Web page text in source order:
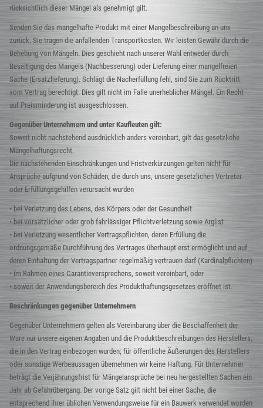
rücksichtlich dieser Mängel als genehmigt gilt.
Senden Sie das mangelhafte Produkt mit einer Mangelbeschreibung an uns
zurück. Sie tragen die anfallenden Transportkosten. Wir leisten Gewähr durch die
Behebung von Mängeln. Dies geschieht nach unserer Wahl entweder durch
Beseitigung des Mangels (Nachbesserung) oder Lieferung einer mangelfreien
Sache (Ersatzlieferung). Schlägt die Nacherfüllung fehl, sind Sie zum Rücktritt
vom Vertrag berechtigt. Dies gilt nicht im Falle unerheblicher Mängel. Ein Recht
auf Preisminderung ist ausgeschlossen.
Gegenüber Unternehmern und unter Kaufleuten gilt:
Soweit nicht nachstehend ausdrücklich anders vereinbart, gilt das gesetzliche
Mängelhaftungsrecht.
Die nachstehenden Einschränkungen und Fristverkürzungen gelten nicht für
Ansprüche aufgrund von Schäden, die durch uns, unsere gesetzlichen Vertreter
oder Erfüllungsgehilfen verursacht wurden
• bei Verletzung des Lebens, des Körpers oder der Gesundheit
• bei vorsätzlicher oder grob fahrlässiger Pflichtverletzung sowie Arglist
• bei Verletzung wesentlicher Vertragspflichten, deren Erfüllung die
ordnungsgemäße Durchführung des Vertrages überhaupt erst ermöglicht und auf
deren Einhaltung der Vertragspartner regelmäßig vertrauen darf (Kardinalpflichten)
• im Rahmen eines Garantieversprechens, soweit vereinbart, oder
• soweit der Anwendungsbereich des Produkthaftungsgesetzes eröffnet ist.
Beschränkungen gegenüber Unternehmern
Gegenüber Unternehmern gelten als Vereinbarung über die Beschaffenheit der
Ware nur unsere eigenen Angaben und die Produktbeschreibungen des Herstellers,
die in den Vertrag einbezogen wurden; für öffentliche Äußerungen des Herstellers
oder sonstige Werbeaussagen übernehmen wir keine Haftung. Für Unternehmer
beträgt die Verjährungsfrist für Mängelansprüche bei neu hergestellten Sachen ein
Jahr ab Gefahrübergang. Der vorige Satz gilt nicht bei einer Sache, die
entsprechend ihrer üblichen Verwendungsweise für ein Bauwerk verwendet worden